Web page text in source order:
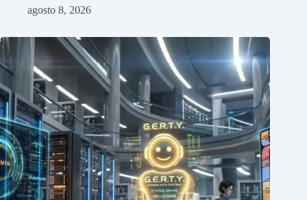
agosto 8, 2026